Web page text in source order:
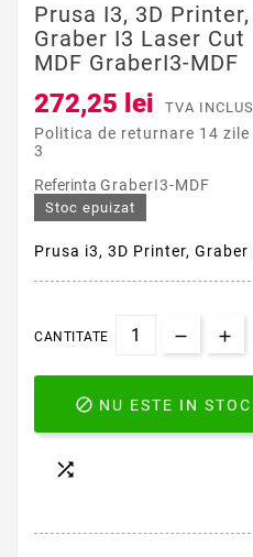
Prusa I3, 3D Printer,
Graber I3 Laser Cut
MDF GraberI3-MDF
272,25 lei TVA INCLUS
Politica de returnare 14 zile
3
Referinta GraberI3-MDF
Stoc epuizat
Prusa i3, 3D Printer,
CANTITATE
 NU ESTE IN STOC
